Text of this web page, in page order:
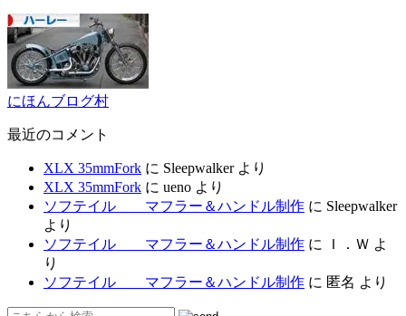
にほんブログ村
最近のコメント
XLX 35mmFork に Sleepwalkerより
XLX 35mmFork に ueno より
ソフテイル マフラー＆ハンドル制作 に Sleepwalker
より
ソフテイル マフラー＆ハンドル制作 に Ｉ．Ｗ よ
り
ソフテイル マフラー＆ハンドル制作 に 匿名 より